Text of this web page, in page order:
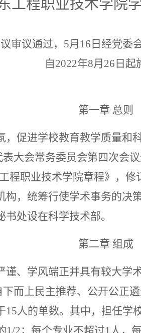
工程职业技术学院
审议通过，5月16日经党委
自2022年8月26日起
第一章 总则
，促进学校教育教学质量和
大会常务委员会第四次会
程职业技术学院章程》，修
，统筹行使学术事务的决
处设在科学技术部。
第二章 组成
谨、学风端正并具有较大学
而上民主推荐、公开公正遴
15人的单数。其中，担任学
2；每个专业不超过1人，